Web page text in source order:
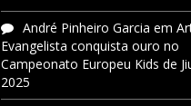
André Pinheiro Garcia em
Evangelista conquista ouro no
Campeonato Europeu Kids de
2025